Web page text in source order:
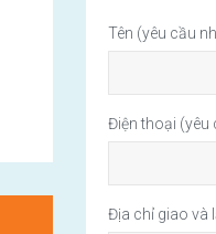
Tên (yêu cầu
Điện thoại (yêu
Địa chỉ giao và